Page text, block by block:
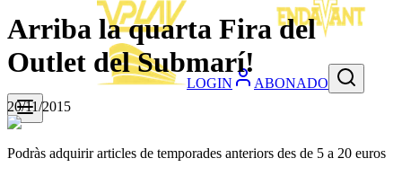
LOGIN ABONADO
Arriba la quarta Fira del
Outlet del Submarí!
20/11/2015
Podràs adquirir articles de temporades anteriors des de 5 a 20 euros